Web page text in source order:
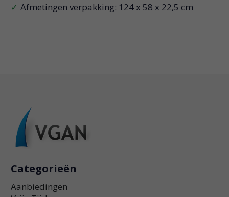
Afmetingen verpakking: 124 x 58 x 22,5 cm
Categorieën
Aanbiedingen